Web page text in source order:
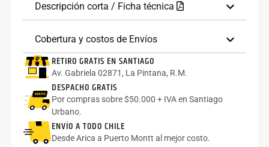
Descripción corta / Ficha técnica
Cobertura y costos de Envíos
RETIRO GRATIS EN SANTIAGO
Av. Gabriela 02871, La Pintana, R.M.
DESPACHO GRATIS
Por compras sobre $50.000 + IVA en Santiago
Urbano.
ENVÍO A TODO CHILE
Desde Arica a Puerto Montt al mejor costo.